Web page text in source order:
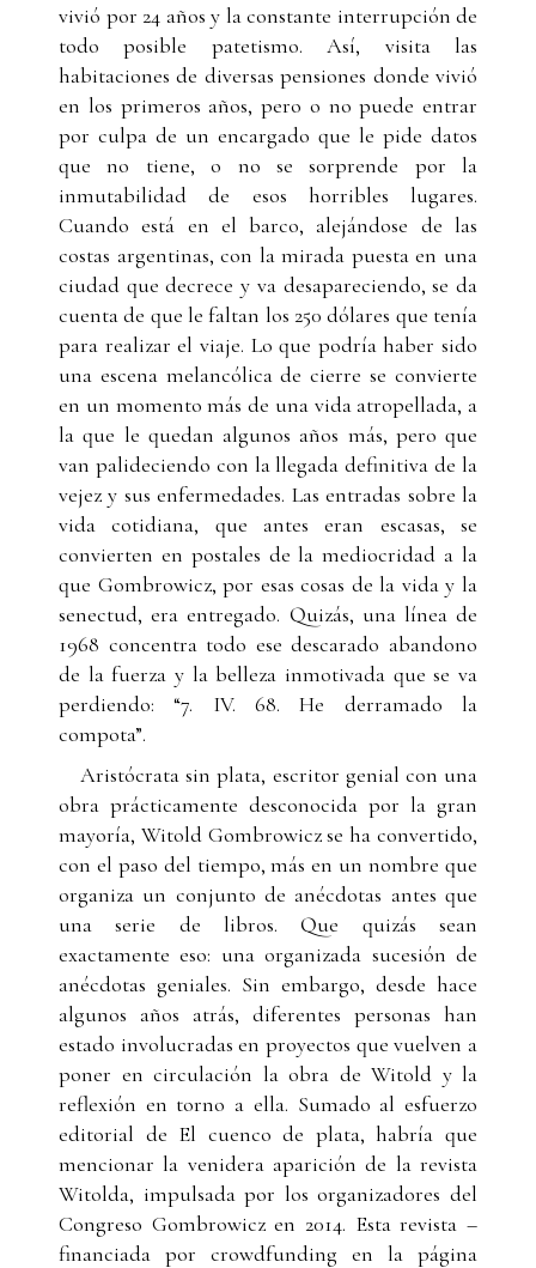
vivió por 24 años y la constante interrupción de
todo posible patetismo. Así, visita las
habitaciones de diversas pensiones donde vivió
en los primeros años, pero o no puede entrar
por culpa de un encargado que le pide datos
que no tiene, o no se sorprende por la
inmutabilidad de esos horribles lugares.
Cuando está en el barco, alejándose de las
costas argentinas, con la mirada puesta en una
ciudad que decrece y va desapareciendo, se da
cuenta de que le faltan los 250 dólares que tenía
para realizar el viaje. Lo que podría haber sido
una escena melancólica de cierre se convierte
en un momento más de una vida atropellada, a
la que le quedan algunos años más, pero que
van palideciendo con la llegada definitiva de la
vejez y sus enfermedades. Las entradas sobre la
vida cotidiana, que antes eran escasas, se
convierten en postales de la mediocridad a la
que Gombrowicz, por esas cosas de la vida y la
senectud, era entregado. Quizás, una línea de
1968 concentra todo ese descarado abandono
de la fuerza y la belleza inmotivada que se va
perdiendo: “7. IV. 68. He derramado la
compota”.
Aristócrata sin plata, escritor genial con una
obra prácticamente desconocida por la gran
mayoría, Witold Gombrowicz se ha convertido,
con el paso del tiempo, más en un nombre que
organiza un conjunto de anécdotas antes que
una serie de libros. Que quizás sean
exactamente eso: una organizada sucesión de
anécdotas geniales. Sin embargo, desde hace
algunos años atrás, diferentes personas han
estado involucradas en proyectos que vuelven a
poner en circulación la obra de Witold y la
reflexión en torno a ella. Sumado al esfuerzo
editorial de El cuenco de plata, habría que
mencionar la venidera aparición de la revista
Witolda, impulsada por los organizadores del
Congreso Gombrowicz en 2014. Esta revista –
financiada por crowdfunding en la página